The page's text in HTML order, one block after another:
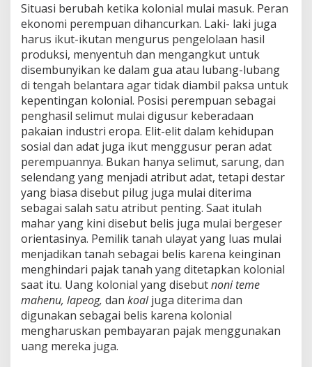
Situasi berubah ketika kolonial mulai masuk. Peran
ekonomi perempuan dihancurkan. Laki- laki juga
harus ikut-ikutan mengurus pengelolaan hasil
produksi, menyentuh dan mengangkut untuk
disembunyikan ke dalam gua atau lubang-lubang
di tengah belantara agar tidak diambil paksa untuk
kepentingan kolonial. Posisi perempuan sebagai
penghasil selimut mulai digusur keberadaan
pakaian industri eropa. Elit-elit dalam kehidupan
sosial dan adat juga ikut menggusur peran adat
perempuannya. Bukan hanya selimut, sarung, dan
selendang yang menjadi atribut adat, tetapi destar
yang biasa disebut pilug juga mulai diterima
sebagai salah satu atribut penting. Saat itulah
mahar yang kini disebut belis juga mulai bergeser
orientasinya. Pemilik tanah ulayat yang luas mulai
menjadikan tanah sebagai belis karena keinginan
menghindari pajak tanah yang ditetapkan kolonial
saat itu. Uang kolonial yang disebutnoni teme
mahenu, lapeog, dan koaljuga diterima dan
digunakan sebagai belis karena kolonial
mengharuskan pembayaran pajak menggunakan
uang mereka juga.